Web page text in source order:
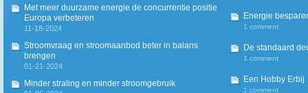
Met meer duurzame energie de concurrentie positie
Europa verbeteren
11-18-2024
Stroomvraag en stroomaanbod beter in balans
brengen
01-21-2024
Minder straling en minder stroomgebruik
Energie
1 comment
De standaard
1 comment
Een Hobby Erbij
1 comment